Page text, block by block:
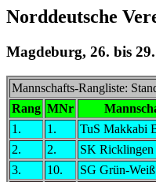
Norddeutsche
Magdeburg, 26. bis
Mannschafts-Rangliste:
Rang MNr
1.
1. TuS Makkabi
2.
2. SK Ricklingen
3.
10. SG Grün-